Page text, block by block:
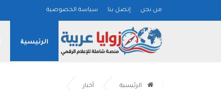
من نحن إتصل بنا سياسة الخصوصية
الرئيسية
الرئيسية أخبار